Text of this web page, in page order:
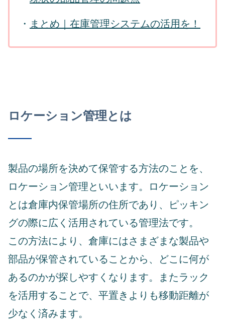
・ まとめ｜在庫管理システムの活用を！
ロケーション管理とは
製品の場所を決めて保管する方法のことを、
ロケーション管理といいます。ロケーション
とは倉庫内保管場所の住所であり、ピッキン
グの際に広く活用されている管理法です。
この方法により、倉庫にはさまざまな製品や
部品が保管されていることから、どこに何が
あるのかが探しやすくなります。またラック
を活用することで、平置きよりも移動距離が
少なく済みます。